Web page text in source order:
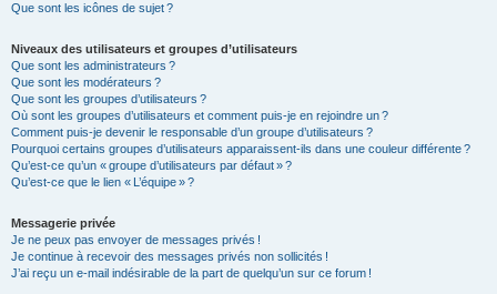
Que sont les icônes de sujet ?
Niveaux des utilisateurs et groupes d’utilisateurs
Que sont les administrateurs ?
Que sont les modérateurs ?
Que sont les groupes d’utilisateurs ?
Où sont les groupes d’utilisateurs et comment puis-je en rejoindre un ?
Comment puis-je devenir le responsable d’un groupe d’utilisateurs ?
Pourquoi certains groupes d’utilisateurs apparaissent-ils dans une couleur différente ?
Qu’est-ce qu’un « groupe d’utilisateurs par défaut » ?
Qu’est-ce que le lien « L’équipe » ?
Messagerie privée
Je ne peux pas envoyer de messages privés !
Je continue à recevoir des messages privés non sollicités !
J’ai reçu un e-mail indésirable de la part de quelqu’un sur ce forum !